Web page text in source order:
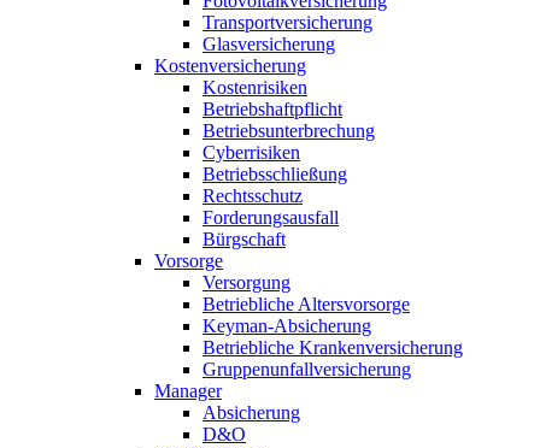
Transportversicherung
Glasversicherung
Kostenversicherung
Kostenrisiken
Betriebshaftpflicht
Betriebsunterbrechung
Cyberrisiken
Betriebsschließung
Rechtsschutz
Forderungsausfall
Bürgschaft
Vorsorge
Versorgung
Betriebliche Altersvorsorge
Keyman-Absicherung
Betriebliche Krankenversicherung
Gruppenunfallversicherung
Manager
Absicherung
D&O